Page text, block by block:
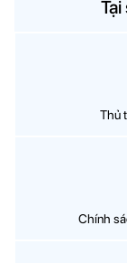
Thủ
Chính